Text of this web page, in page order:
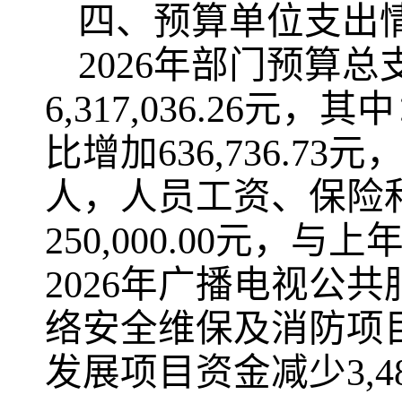
四、预算单位支出
2026年部门预算总
6,317,036.26元，其
比增加636,736.73元
人，人员工资、保险
250,000.00元，与上
2026年广播电视公共
络安全维保及消防项
发展项目资金减少